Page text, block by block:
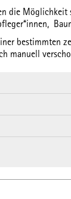
die
bestimmten
manuell